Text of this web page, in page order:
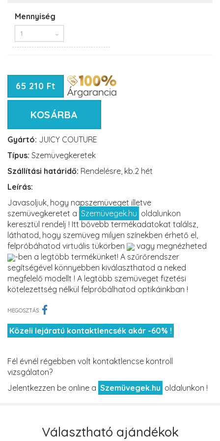
Mennyiség
65 210 Ft
KOSÁRBA
Gyártó: JUICY COUTURE
Típus: Szemüvegkeretek
Szállítási határidő: Rendelésre, kb.2 hét
Leírás:
Javasoljuk, hogy napszemüveget illetve
szemüvegkeretet a Szemüvegek.hu oldalunkon
keresztül rendelj ! Itt bővebb termékadatokat találsz,
láthatod, hogy szemüveg milyen színekben érhető el,
felpróbáhatod virtuális tükörben
vagy megnézheted
-ben a legtöbb termékünket! A szűrőrendszer
segítségével könnyebben kiválaszthatod a neked
megfelelő modellt ! A legtöbb szemüveget fizetési
kötelezettség nélkül felpróbálhatod optikáinkban !
MEGOSZTÁS:
Közeli lejáratú kontaktlencsék akár -60% !
Fél évnél régebben volt kontaktlencse kontroll
vizsgálaton?
Jelentkezzen be online a Szemüvegek.hu oldalunkon !
Választható ajándékok